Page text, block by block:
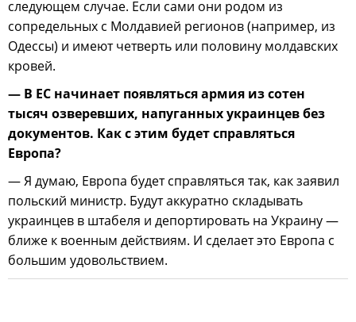
следующем случае. Если сами они родом из
сопредельных с Молдавией регионов (например, из
Одессы) и имеют четверть или половину молдавских
кровей.
— В ЕС начинает появляться армия из сотен
тысяч озверевших, напуганных украинцев без
документов. Как с этим будет справляться
Европа?
— Я думаю, Европа будет справляться так, как заявил
польский министр. Будут аккуратно складывать
украинцев в штабеля и депортировать на Украину —
ближе к военным действиям. И сделает это Европа с
большим удовольствием.